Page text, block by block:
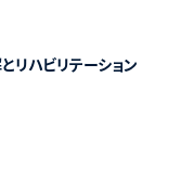
リハビリテーション